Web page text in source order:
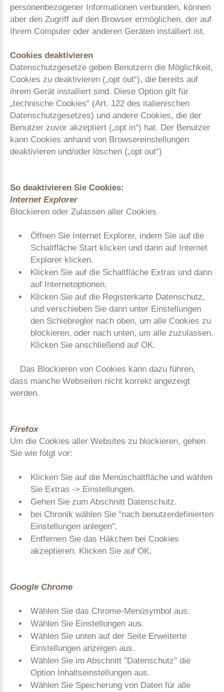
personenbezogener Informationen verbunden, können
aber den Zugriff auf den Browser ermöglichen, der auf
Ihrem Computer oder anderen Geräten installiert ist.
Cookies deaktivieren
Datenschutzgesetze geben Benutzern die Möglichkeit,
Cookies zu deaktivieren („opt out“), die bereits auf
ihrem Gerät installiert sind. Diese Option gilt für
„technische Cookies“ (Art. 122 des italienischen
Datenschutzgesetzes) und andere Cookies, die der
Benutzer zuvor akzeptiert („opt in“) hat. Der Benutzer
kann Cookies anhand von Browsereinstellungen
deaktivieren und/oder löschen („opt out“)
So deaktivieren Sie Cookies:
Internet Explorer
Blockieren oder Zulassen aller Cookies
Öffnen Sie Internet Explorer, indem Sie auf die
Schaltfläche Start klicken und dann auf Internet
Explorer klicken.
Klicken Sie auf die Schaltfläche Extras und dann
auf Internetoptionen.
Klicken Sie auf die Registerkarte Datenschutz,
und verschieben Sie dann unter Einstellungen
den Schiebregler nach oben, um alle Cookies zu
blockieren, oder nach unten, um alle zuzulassen.
Klicken Sie anschließend auf OK.
Das Blockieren von Cookies kann dazu führen,
dass manche Webseiten nicht korrekt angezeigt
werden.
Firefox
Um die Cookies aller Websites zu blockieren, gehen
Sie wie folgt vor:
Klicken Sie auf die Menüschaltfläche und wählen
Sie Extras -> Einstellungen.
Gehen Sie zum Abschnitt Datenschutz.
bei Chronik wählen Sie "nach benutzerdefinierten
Einstellungen anlegen".
Entfernen Sie das Häkchen bei Cookies
akzeptieren. Klicken Sie auf OK.
Google Chrome
Wählen Sie das Chrome-Menüsymbol aus.
Wählen Sie Einstellungen aus.
Wählen Sie unten auf der Seite Erweiterte
Einstellungen anzeigen aus.
Wählen Sie im Abschnitt "Datenschutz" die
Option Inhaltseinstellungen aus.
Wählen Sie Speicherung von Daten für alle